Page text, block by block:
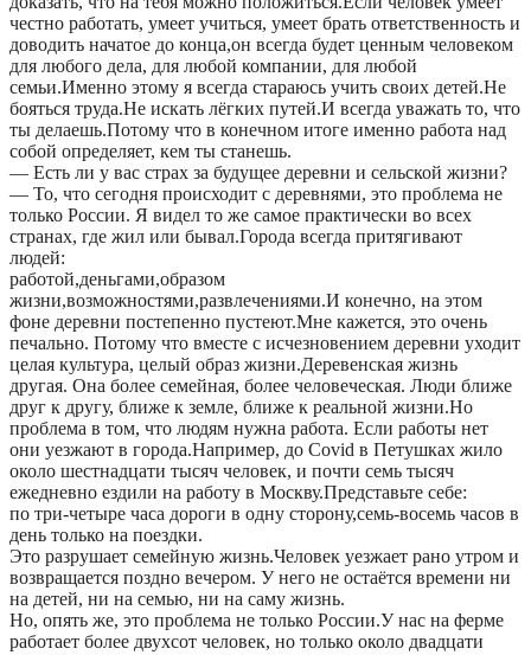
честно работать, умеет учиться, умеет брать ответственность и
доводить начатое до конца,он всегда будет ценным человеком
для любого дела, для любой компании, для любой
семьи.Именно этому я всегда стараюсь учить своих детей.Не
бояться труда.Не искать лёгких путей.И всегда уважать то, что
ты делаешь.Потому что в конечном итоге именно работа над
собой определяет, кем ты станешь.
— Есть ли у вас страх за будущее деревни и сельской жизни?
— То, что сегодня происходит с деревнями, это проблема не
только России. Я видел то же самое практически во всех
странах, где жил или бывал.Города всегда притягивают
людей:
работой,деньгами,образом
жизни,возможностями,развлечениями.И конечно, на этом
фоне деревни постепенно пустеют.Мне кажется, это очень
печально. Потому что вместе с исчезновением деревни уходит
целая культура, целый образ жизни.Деревенская жизнь
другая. Она более семейная, более человеческая. Люди ближе
друг к другу, ближе к земле, ближе к реальной жизни.Но
проблема в том, что людям нужна работа. Если работы нет
они уезжают в города.Например, до Covid в Петушках жило
около шестнадцати тысяч человек, и почти семь тысяч
ежедневно ездили на работу в Москву.Представьте себе:
по три-четыре часа дороги в одну сторону,семь-восемь часов в
день только на поездки.
Это разрушает семейную жизнь.Человек уезжает рано утром и
возвращается поздно вечером. У него не остаётся времени ни
на детей, ни на семью, ни на саму жизнь.
Но, опять же, это проблема не только России.У нас на ферме
работает более двухсот человек, но только около двадцати